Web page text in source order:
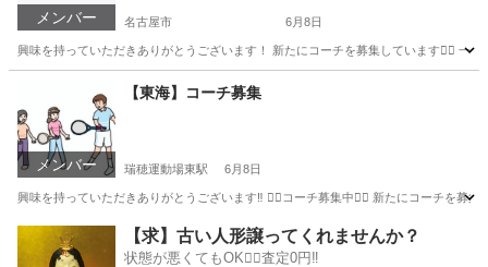
メンバー 名古屋市 6月8日
興味を持っていただきありがとうございます！ 新たにコーチを募集しています🙋‍♂️ 一
テニス テニスコーチ
メンバー
【東海】コーチ募集
瑞穂運動場東駅 6月8日
興味を持っていただきありがとうございます‼️ 🙋‍♂️コーチ募集中🙋‍♂️ 新たにコーチを募
瑞穂運動場東駅 テニス コーチ
【求】古い人形譲ってくれませんか？
状態が悪くてもOK🙆‍♀️査定0円‼️